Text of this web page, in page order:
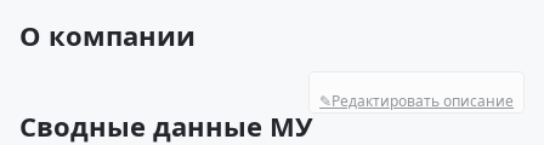
О компании
✎Редактировать описание
Сводные данные МУ